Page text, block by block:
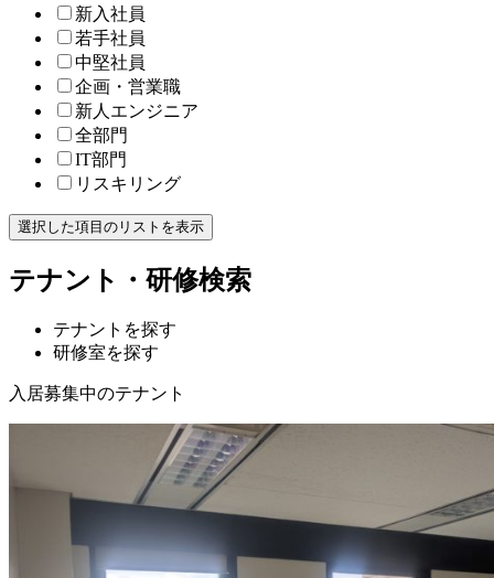
新入社員
若手社員
中堅社員
企画・営業職
新人エンジニア
全部門
IT部門
リスキリング
選択した項目のリストを表示
テナント・研修検索
テナントを探す
研修室を探す
入居募集中のテナント